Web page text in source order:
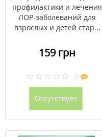
профилактики и лечения
ЛОР-заболеваний для
взрослых и детей стар...
159 грн
0
Отсутствует